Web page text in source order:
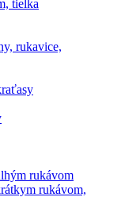
tielka
rukavice,
rukávom
rukávom,